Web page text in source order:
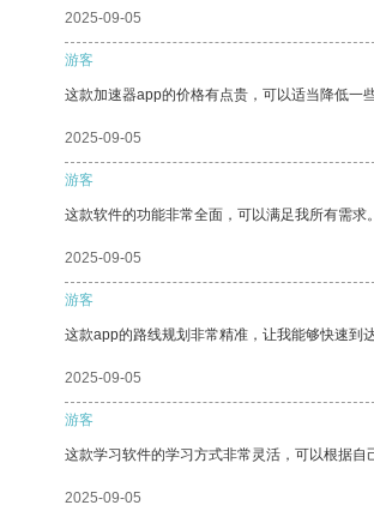
2025-09-05
游客
这款加速器app的价格有点贵，可以适当降低一
2025-09-05
游客
这款软件的功能非常全面，可以满足我所有需求。
2025-09-05
游客
这款app的路线规划非常精准，让我能够快速到达
2025-09-05
游客
这款学习软件的学习方式非常灵活，可以根据自
2025-09-05